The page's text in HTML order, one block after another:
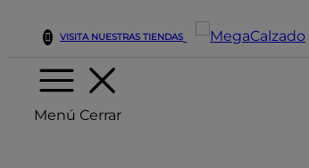
VISITA NUESTRAS TIENDAS
Menú Cerrar